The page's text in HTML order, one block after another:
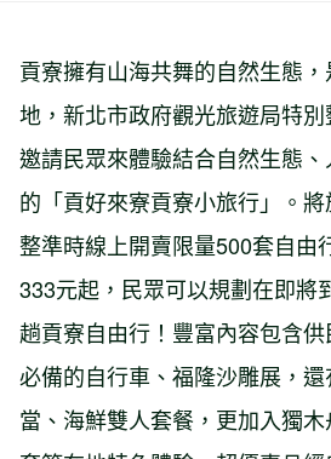
大縱走路線結合
貢寮擁有山海共舞的自然生態
地，新北市政府觀光旅遊局特別
邀請民眾來體驗結合自然生態
的「貢好來寮貢寮小旅行」。
整準時線上開賣限量500套自由
333元起，民眾可以規劃在即將
趟貢寮自由行！豐富內容包含
必備的自行車、福隆沙雕展，
當、海鮮雙人套餐，更加入獨